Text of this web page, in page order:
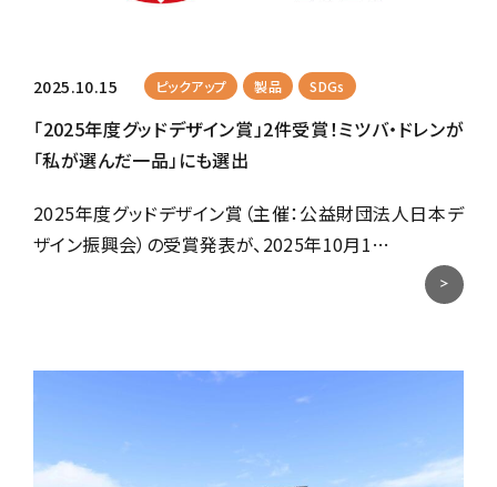
2025.10.15 ピックアップ 製品 SDGs
「2025年度グッドデザイン賞」2件受賞！ミツバ・ドレンが
「私が選んだ一品」にも選出
2025年度グッドデザイン賞（主催：公益財団法人日本デ
ザイン振興会）の受賞発表が、2025年10月1…